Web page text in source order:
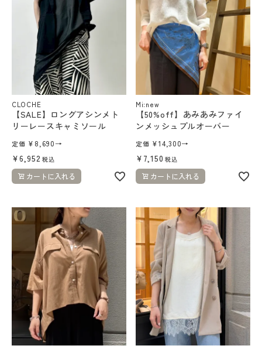
CLOCHE
【SALE】ロングアシンメト
リーレースキャミソール
定価 ¥ 8,690→
¥6,952 税込
カートに入れる
Mi:new
【50%off】あみあみファイ
ンメッシュプルオーバー
定価 ¥14,300→
¥ 7,150 税込
カートに入れる